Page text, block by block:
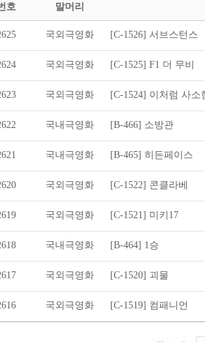
호 말머리
국외극영화 [C-1526] 서브스턴스
국외극영화 [C-1525] F1 더 무비
국외극영화 [C-1524] 이처럼 사소
국내극영화 [B-466] 소방관
국내극영화 [B-465] 히든페이스
국외극영화 [C-1522] 콘클라베
국외극영화 [C-1521] 미키17
국내극영화 [B-464] 1승
국외극영화 [C-1520] 괴물
국외극영화 [C-1519] 컴패니언